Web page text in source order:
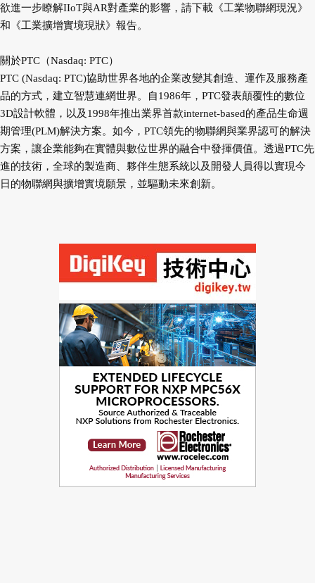
欲進一步瞭解IIoT與AR對產業的影響，請下載《工業物聯網現況》
和《工業擴增實境現狀》報告。
關於PTC（Nasdaq: PTC）
PTC (Nasdaq: PTC)協助世界各地的企業改變其創造、運作及服務產
品的方式，建立智慧連網世界。自1986年，PTC發表顛覆性的數位
3D設計軟體，以及1998年推出業界首款internet-based的產品生命週
期管理(PLM)解決方案。如今，PTC領先的物聯網與業界認可的解決
方案，讓企業能夠在實體與數位世界的融合中發揮價值。透過PTC先
進的技術，全球的製造商、夥伴生態系統以及開發人員得以實現今
日的物聯網與擴增實境願景，並驅動未來創新。